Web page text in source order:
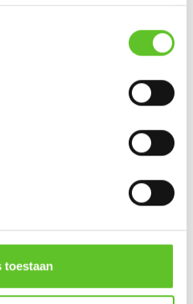
toestaan